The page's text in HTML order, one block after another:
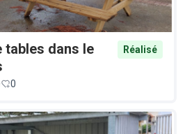
tables dans le
Réalisé
0